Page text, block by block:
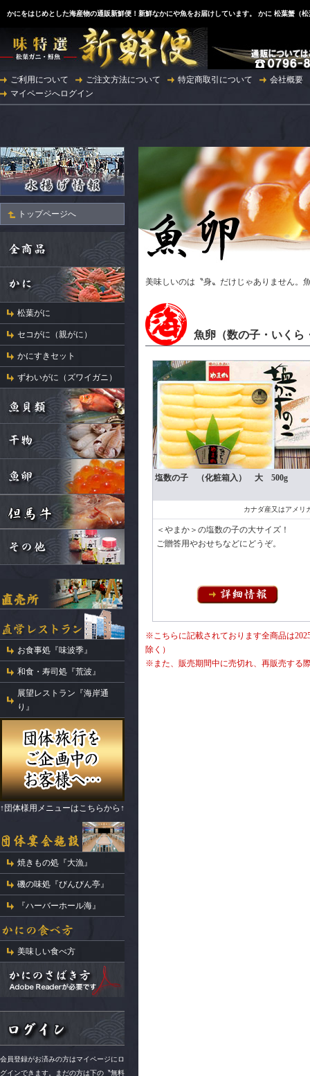
かにをはじめとした海産物の通販新鮮便！新鮮なかにや魚をお届けしています。 かに 松葉
ご利用について ご注文方法について 特定商取引について
会社概要
マイページへログイン
トップページへ
松葉がに
セコがに（親がに）
かにすきセット
ずわいがに（ズワイガニ）
お食事処『味波季』
和食・寿司処『荒波』
展望レストラン『海岸通
り』
↑団体様用メニューはこちらから↑
焼きもの処『大漁』
磯の味処『びんびん亭』
『ハーバーホール海』
美味しい食べ方
会員登録がお済みの方はマイページにロ
グインできます。まだの方は下の〝無料
美味しいのは〝身〟だけじゃありません。
魚卵（数の子・いくら
塩数の子 （化粧箱入） 大 500g
カナダ産又はアメリ
＜やまか＞の塩数の子の大サイズ！
ご贈答用やおせちなどにどうぞ。
※こちらに記載されております全商品は
除く）
※また、販売期間中に売切れ、再販売する